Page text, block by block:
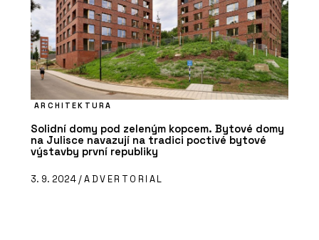
ARCHITEKTURA
Solidní domy pod zeleným kopcem. Bytové domy
na Julisce navazují na tradici poctivé bytové
výstavby první republiky
3. 9. 2024 /ADVERTORIAL